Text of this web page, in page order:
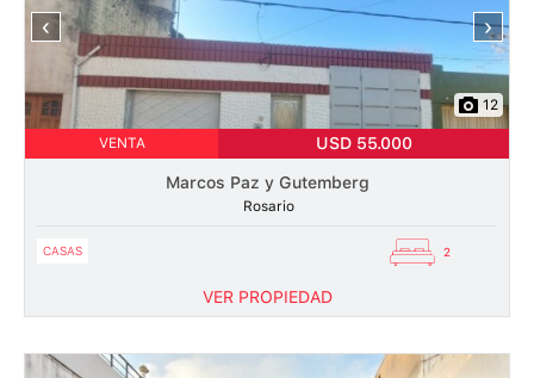
‹ ›
12
VENTA USD 55.000
Marcos Paz y Gutemberg
Rosario
CASAS 2
VER PROPIEDAD